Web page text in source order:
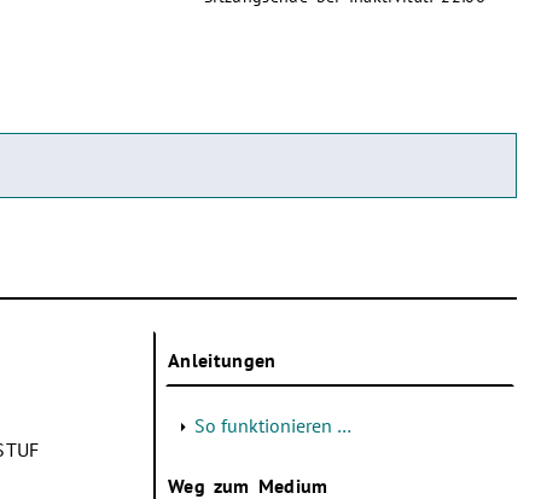
Anleitungen
So funktionieren …
Weg zum Medium